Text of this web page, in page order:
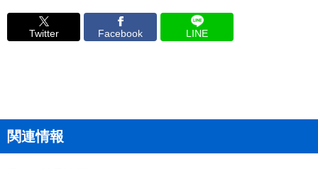
Twitter Facebook LINE
関連情報